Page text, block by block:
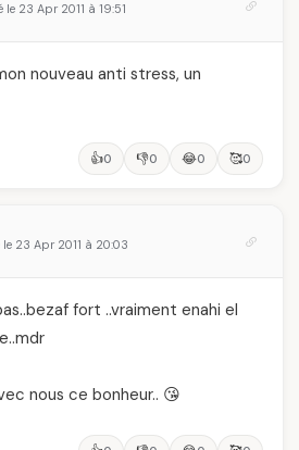
le 23 Apr 2011 à 19:51
nouveau anti stress, un
👍0 👎0 😂0 🥰0
le 23 Apr 2011 à 20:03
fort ..vraiment enahi el
nous ce bonheur.. 😘